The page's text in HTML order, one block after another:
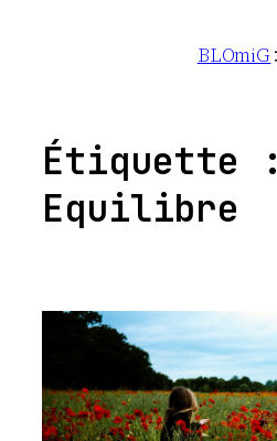
BLOmiG
Étiquette :
Equilibre